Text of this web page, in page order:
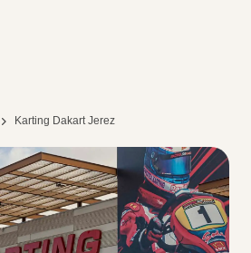
Karting Dakart Jerez